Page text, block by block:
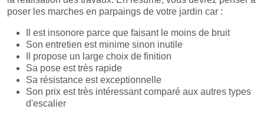
poser les marches en parpaings de votre jardin car :
Il est insonore parce que faisant le moins de bruit
Son entretien est minime sinon inutile
Il propose un large choix de finition
Sa pose est très rapide
Sa résistance est exceptionnelle
Son prix est très intéressant comparé aux autres types
d'escalier